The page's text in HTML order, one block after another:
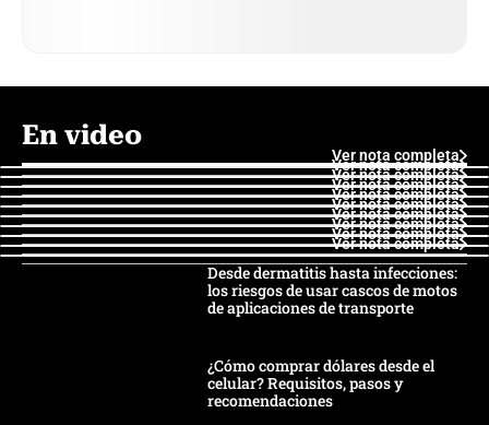
En video
Ver nota completa
Ver nota completa
Ver nota completa
Ver nota completa
Ver nota completa
Ver nota completa
Ver nota completa
Ver nota completa
Ver nota completa
Ver nota completa
Desde dermatitis hasta infecciones:
los riesgos de usar cascos de motos
de aplicaciones de transporte
¿Cómo comprar dólares desde el
celular? Requisitos, pasos y
recomendaciones